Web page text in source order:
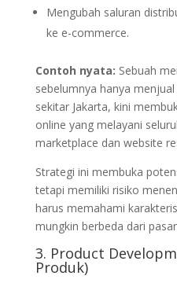
Mengubah saluran
ke e-commerce.
Contoh nyata: Sebuah
sebelumnya hanya
sekitar Jakarta, kini
online yang melayani
marketplace dan website
Strategi ini membuka
tetapi memiliki risiko
harus memahami
mungkin berbeda dari
3. Product
Produk)